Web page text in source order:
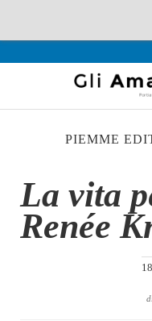
Recensioni
Interviste & Incontri
Chi siamo
Contatti
PIEMME
La vita
Renée